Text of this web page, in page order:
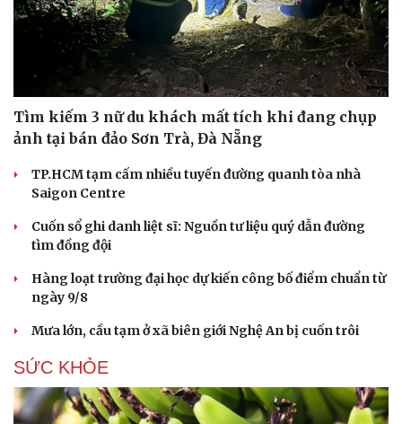
Du lịch
Tư vấn
Podcast
Câu chuyện thời sự
Tìm kiếm 3 nữ du khách mất tích khi đang chụp
ảnh tại bán đảo Sơn Trà, Đà Nẵng
TP.HCM tạm cấm nhiều tuyến đường quanh tòa nhà
Saigon Centre
Cuốn sổ ghi danh liệt sĩ: Nguồn tư liệu quý dẫn đường
tìm đồng đội
Hàng loạt trường đại học dự kiến công bố điểm chuẩn từ
ngày 9/8
Mưa lớn, cầu tạm ở xã biên giới Nghệ An bị cuốn trôi
SỨC KHỎE